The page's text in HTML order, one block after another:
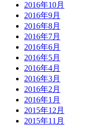
2016年10月
2016年9月
2016年8月
2016年7月
2016年6月
2016年5月
2016年4月
2016年3月
2016年2月
2016年1月
2015年12月
2015年11月